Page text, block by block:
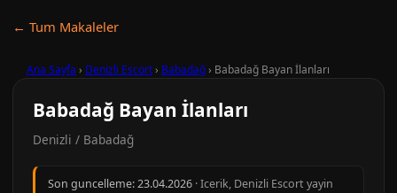
← Tum Makaleler
Ana Sayfa › Denizli Escort› Babadağ› Babadağ Bayan İlanları
Babadağ Bayan İlanları
Denizli / Babadağ
Son guncelleme:23.04.2026 · Icerik, Denizli Escort yayin